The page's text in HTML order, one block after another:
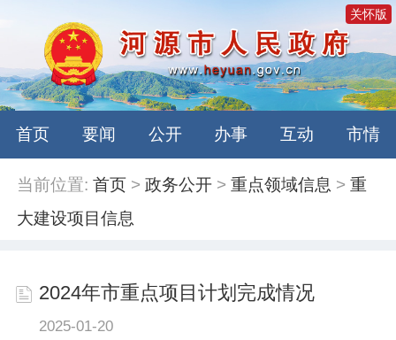
关怀版
首页 要闻 公开 办事 互动 市情
当前位置: 首页 >政务公开 >重点领域信息 >重
大建设项目信息
2024年市重点项目计划完成情况
2025-01-20